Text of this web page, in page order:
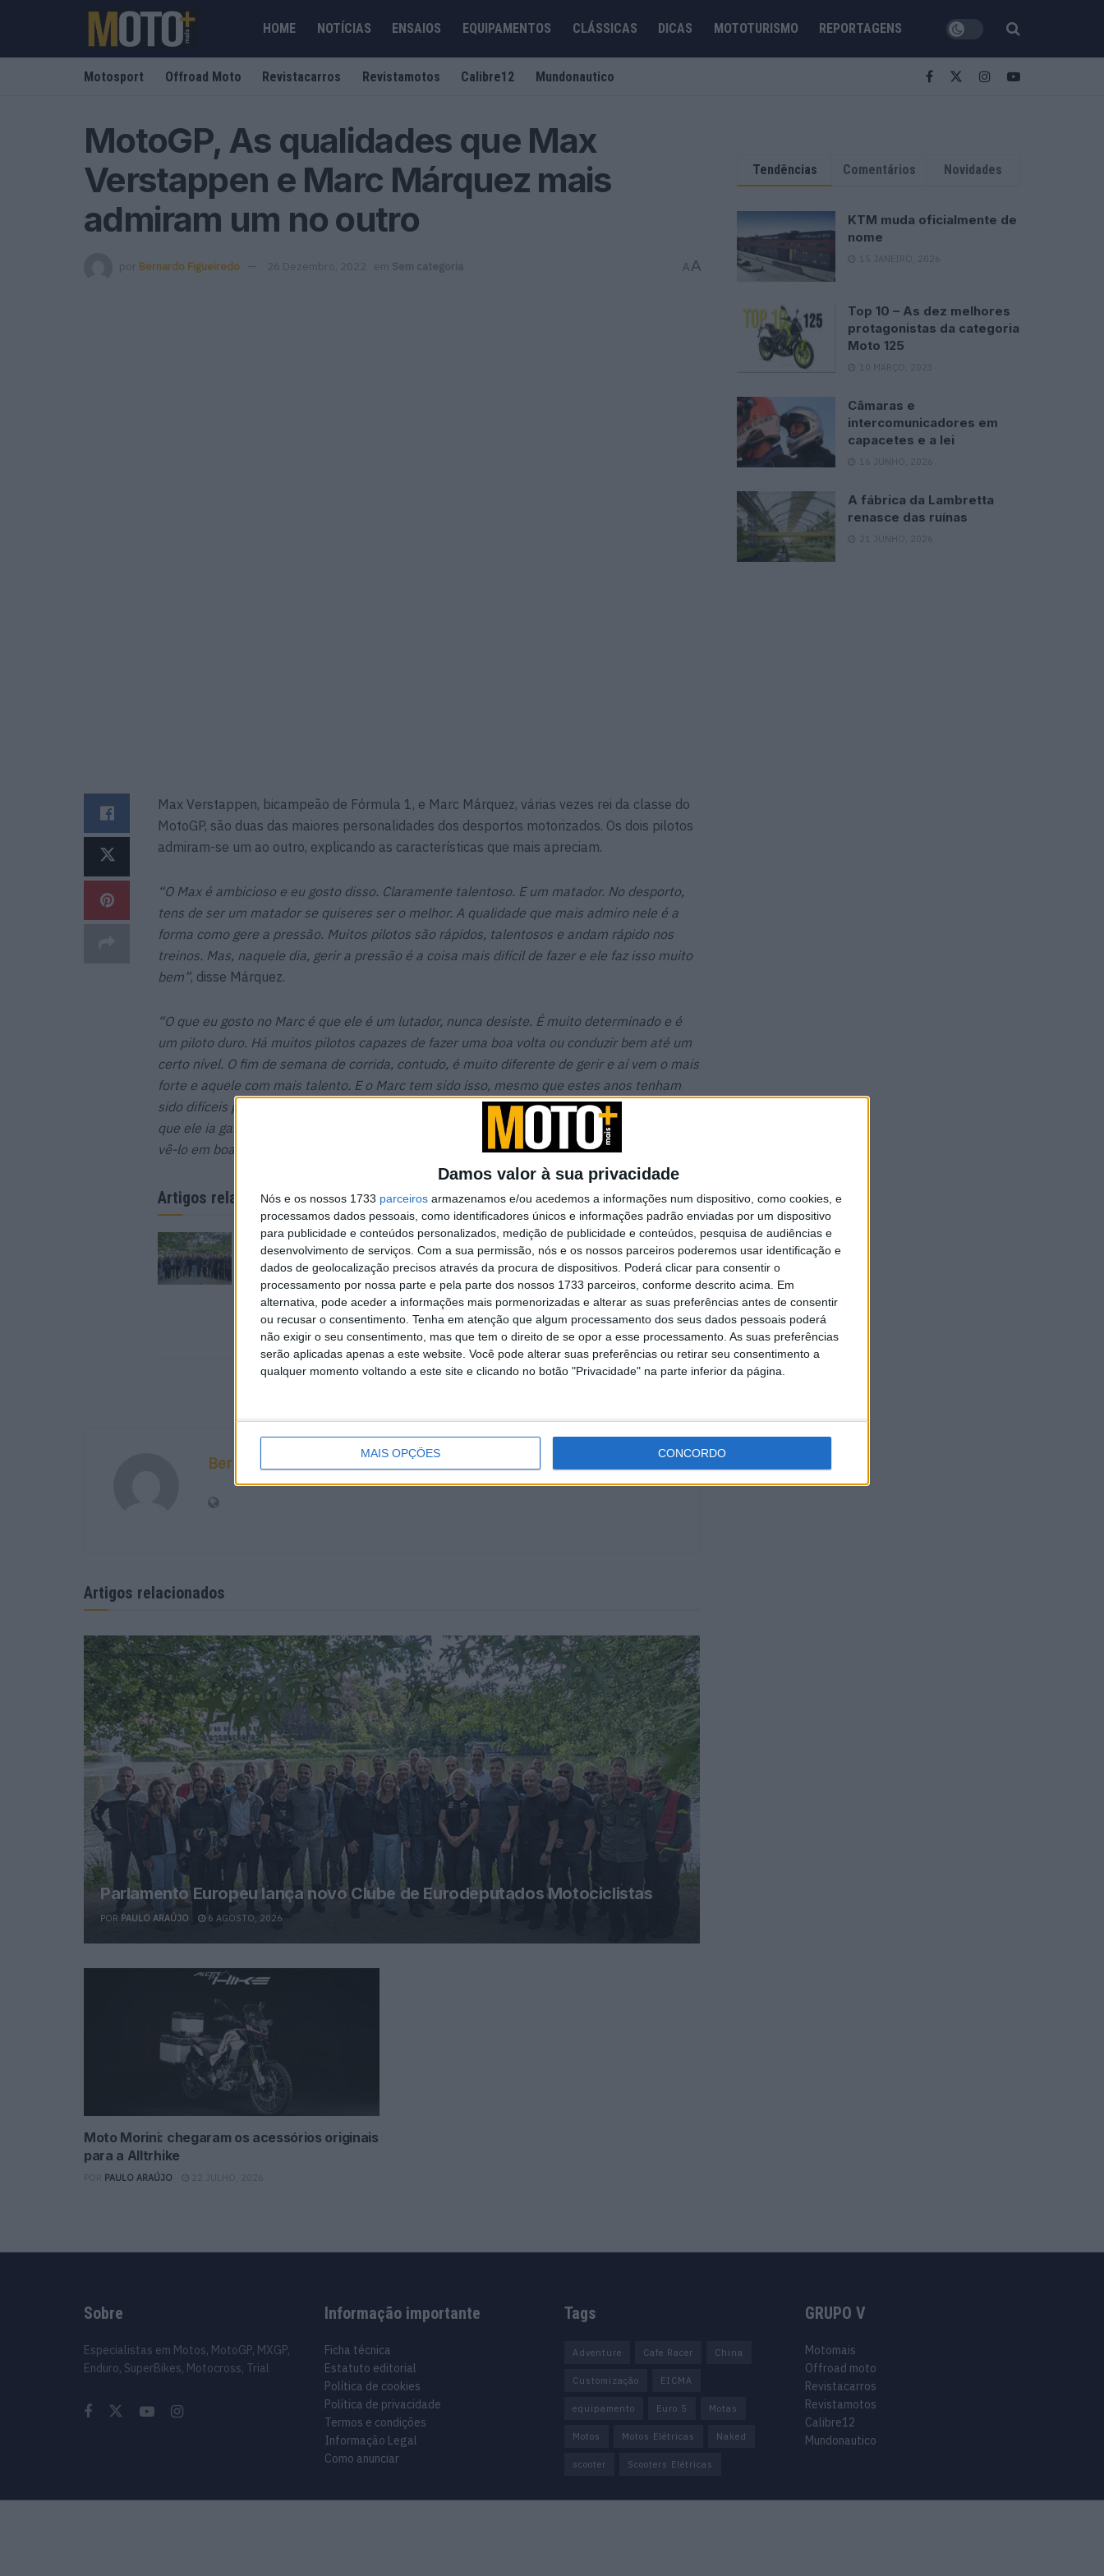
Damos valor à sua privacidade
Nós e os nossos 1733 parceiros armazenamos e/ou acedemos a informações num dispositivo, como cookies, e
processamos dados pessoais, como identificadores únicos e informações padrão enviadas por um dispositivo
para publicidade e conteúdos personalizados, medição de publicidade e conteúdos, pesquisa de audiências e
desenvolvimento de serviços. Com a sua permissão, nós e os nossos parceiros poderemos usar identificação e
dados de geolocalização precisos através da procura de dispositivos. Poderá clicar para consentir o
processamento por nossa parte e pela parte dos nossos 1733 parceiros, conforme descrito acima. Em
alternativa, pode aceder a informações mais pormenorizadas e alterar as suas preferências antes de consentir
ou recusar o consentimento. Tenha em atenção que algum processamento dos seus dados pessoais poderá
não exigir o seu consentimento, mas que tem o direito de se opor a esse processamento. As suas preferências
serão aplicadas apenas a este website. Você pode alterar suas preferências ou retirar seu consentimento a
qualquer momento voltando a este site e clicando no botão "Privacidade" na parte inferior da página.
MAIS OPÇÕES CONCORDO
HOME NOTÍCIAS ENSAIOS EQUIPAMENTOS CLÁSSICAS DICAS MOTOTURISMO REPORTAGENS
Motosport Offroad Moto Revistacarros Revistamotos Calibre12 Mundonautico
MotoGP, As qualidades que Max
Verstappen e Marc Márquez mais
admiram um no outro
por Bernardo Figueiredo 26 Dezembro, 2022 em Sem categoria AA
Max Verstappen, bicampeão de Fórmula 1, e Marc Márquez, várias vezes rei da classe do
MotoGP, são duas das maiores personalidades dos desportos motorizados. Os dois pilotos
admiram-se um ao outro, explicando as características que mais apreciam.
“O Max é ambicioso e eu gosto disso. Claramente talentoso. E um matador. No desporto,
tens de ser um matador se quiseres ser o melhor. A qualidade que mais admiro nele é a
forma como gere a pressão. Muitos pilotos são rápidos, talentosos e andam rápido nos
treinos. Mas, naquele dia, gerir a pressão é a coisa mais difícil de fazer e ele faz isso muito
bem”, disse Márquez.
“O que eu gosto no Marc é que ele é um lutador, nunca desiste. É muito determinado e é
um piloto duro. Há muitos pilotos capazes de fazer uma boa volta ou conduzir bem até um
certo nível. O fim de semana de corrida, contudo, é muito diferente de gerir e aí vem o mais
forte e aquele com mais talento. E o Marc tem sido isso, mesmo que estes anos tenham
sido difíceis por causa da lesão. Antes de ele se magoar, eu acordava à espera da corrida
que ele ia ganhar com 99% de certeza. Adoro MotoGP e é incrível, mal posso esperar por
vê-lo em boa forma outra vez”
Artigos relacionados
Parlamento Europeu lança
novo Clube de
Eurodeputados
Motociclistas
6 AGOSTO, 2026
Moto Morini: chegaram os
acessórios originais para a
Alltrhike
22 JULHO, 2026
Bernardo Figueiredo
Artigos relacionados
Parlamento Europeu lança novo Clube de Eurodeputados Motociclistas
POR PAULO ARAÚJO 6 AGOSTO, 2026
Moto Morini: chegaram os acessórios originais
para a Alltrhike
PAULO ARAÚJO 22 JULHO, 2026
Tendências Comentários Novidades
KTM muda oficialmente de
nome
15 JANEIRO, 2026
Top 10 – As dez melhores
protagonistas da categoria
Moto 125
10 MARÇO, 2023
Câmaras e
intercomunicadores em
capacetes e a lei
16 JUNHO, 2026
A fábrica da Lambretta
renasce das ruínas
21 JUNHO, 2026
Sobre
Especialistas em Motos, MotoGP, MXGP,
Enduro, SuperBikes, Motocross, Trial
Informação importante
Ficha técnica
Estatuto editorial
Política de cookies
Política de privacidade
Termos e condições
Informação Legal
Como anunciar
Tags
Adventure Cafe Racer China
Customização EICMA
equipamento Euro 5 Motas
Motos Motos Elétricas Naked
scooter Scooters Elétricas
GRUPO V
Motomais
Offroad moto
Revistacarros
Revistamotos
Calibre12
Mundonautico